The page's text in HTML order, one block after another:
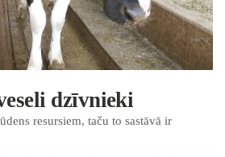
dzīvnieki
resursiem, taču to sastāvā ir